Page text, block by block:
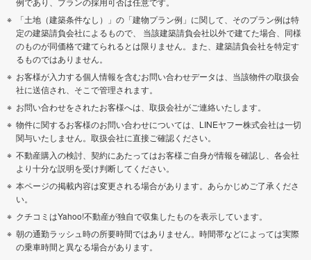
「土地（建築条件なし）」の「建物プラン例」に関して、そのプラン例は特
定の建築請負会社によるもので、 当該建築請負会社以外で建てた場合、同様
のものが同価格で建てられるとは限りません。また、建築請負会社を特定す
るものではありません。
お客様が入力する個人情報を含むお問い合わせデータは、当該物件の取扱会
社に送信され、そこで管理されます。
お問い合わせをされたお客様へは、取扱会社がご連絡いたします。
物件に関するお客様のお問い合わせについては、LINEヤフー株式会社は一切
関与いたしません。取扱会社に直接ご確認ください。
不動産購入の検討、契約にあたってはお客様ご自身が情報を確認し、各会社
より十分な説明を受け判断してください。
本ページの掲載内容は変更される場合があります。あらかじめご了承くださ
い。
クチコミはYahoo!不動産が独自で収集したものを表示しています。
朝の通勤ラッシュ時の所要時間ではありません。時間帯などによっては実際
の乗車時間と異なる場合があります。